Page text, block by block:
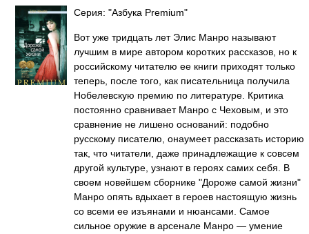
Серия: "Азбука Premium"
Вот уже тридцать лет Элис Манро называют
лучшим в мире автором коротких рассказов, но к
российскому читателю ее книги приходят только
теперь, после того, как писательница получила
Нобелевскую премию по литературе. Критика
постоянно сравнивает Манро с Чеховым, и это
сравнение не лишено оснований: подобно
русскому писателю, онаумеет рассказать историю
так, что читатели, даже принадлежащие к совсем
другой культуре, узнают в героях самих себя. В
своем новейшем сборнике "Дороже самой жизни"
Манро опять вдыхает в героев настоящую жизнь
со всеми ее изъянами и нюансами. Самое
сильное оружие в арсенале Манро — умение